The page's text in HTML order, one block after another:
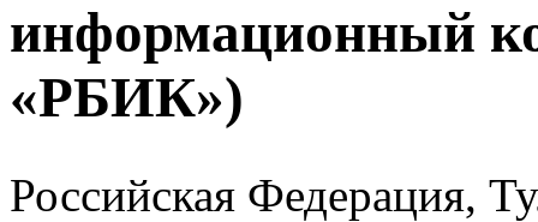
информационный
«РБИК»)
Российская Федерация,